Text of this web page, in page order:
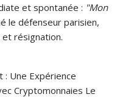
et spontanée : "Mon
le défenseur parisien,
résignation.
: Une Expérience
Cryptomonnaies Le